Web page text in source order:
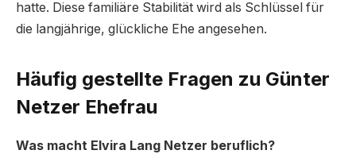
hatte. Diese familiäre Stabilität wird als Schlüssel für
die langjährige, glückliche Ehe angesehen.
Häufig gestellte Fragen zu Günter
Netzer Ehefrau
Was macht Elvira Lang Netzer beruflich?